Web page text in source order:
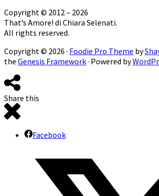
Copyright © 2012 – 2026
That’s Amore! di Chiara Selenati.
All rights reserved.
Copyright © 2026 · Foodie Pro Theme by
the Genesis Framework· Powered by
Share this
Facebook